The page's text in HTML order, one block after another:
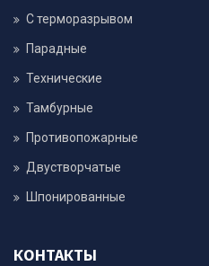
С терморазрывом
Парадные
Технические
Тамбурные
Противопожарные
Двустворчатые
Шпонированные
КОНТАКТЫ